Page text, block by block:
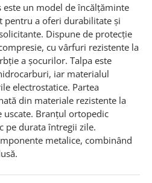
este un model de încălțăminte
pentru a oferi durabilitate și
Dispune de protecție
cu vârfuri rezistente la
a șocurilor. Talpa este
iar materialul
electrostatice. Partea
din materiale rezistente la
Branțul ortopedic
pe durata întregii zile.
metalice, combinând